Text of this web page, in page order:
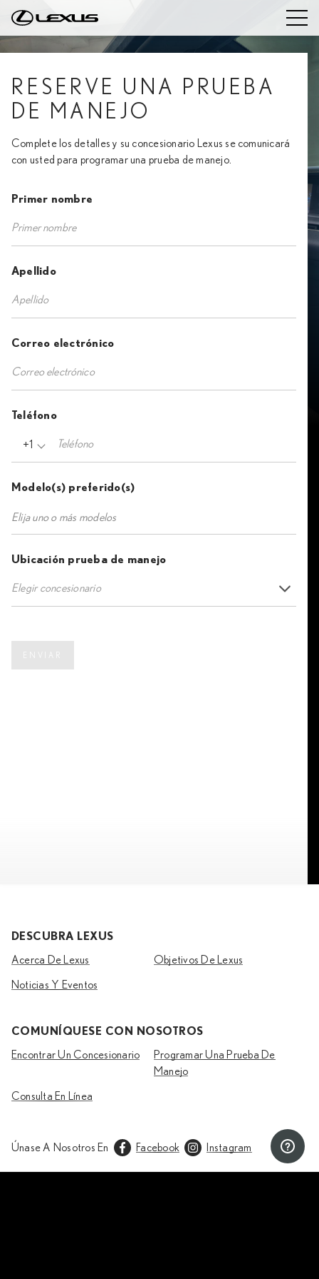
RESERVE UNA PRUEBA
DE MANEJO
Complete los detalles y su concesionario Lexus se comunicará
con usted para programar una prueba de manejo.
Primer nombre
Apellido
Correo electrónico
Teléfono
+1
Modelo(s) preferido(s)
Ubicación prueba de manejo
Elegir concesionario
ENVIAR
DESCUBRA LEXUS
Acerca De Lexus Objetivos De Lexus
Noticias Y Eventos
COMUNÍQUESE CON NOSOTROS
Encontrar Un Concesionario
Programar Una Prueba De
Manejo
Consulta En Línea
Únase A Nosotros En Facebook Instagram